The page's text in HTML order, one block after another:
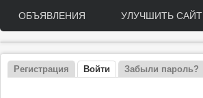
ОБЪЯВЛЕНИЯ УЛУЧШИТЬ САЙТ
Главные вкладки
Регистрация Войти (активная вкладка)
Забыли пароль?